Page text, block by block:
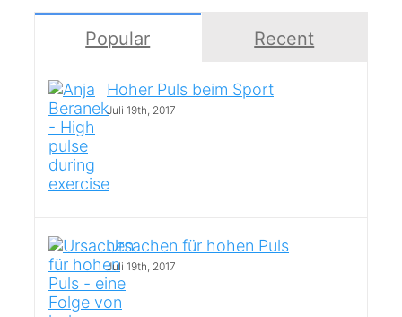
Popular Recent
Hoher Puls beim Sport
Juli 19th, 2017
Ursachen für hohen Puls
Juli 19th, 2017